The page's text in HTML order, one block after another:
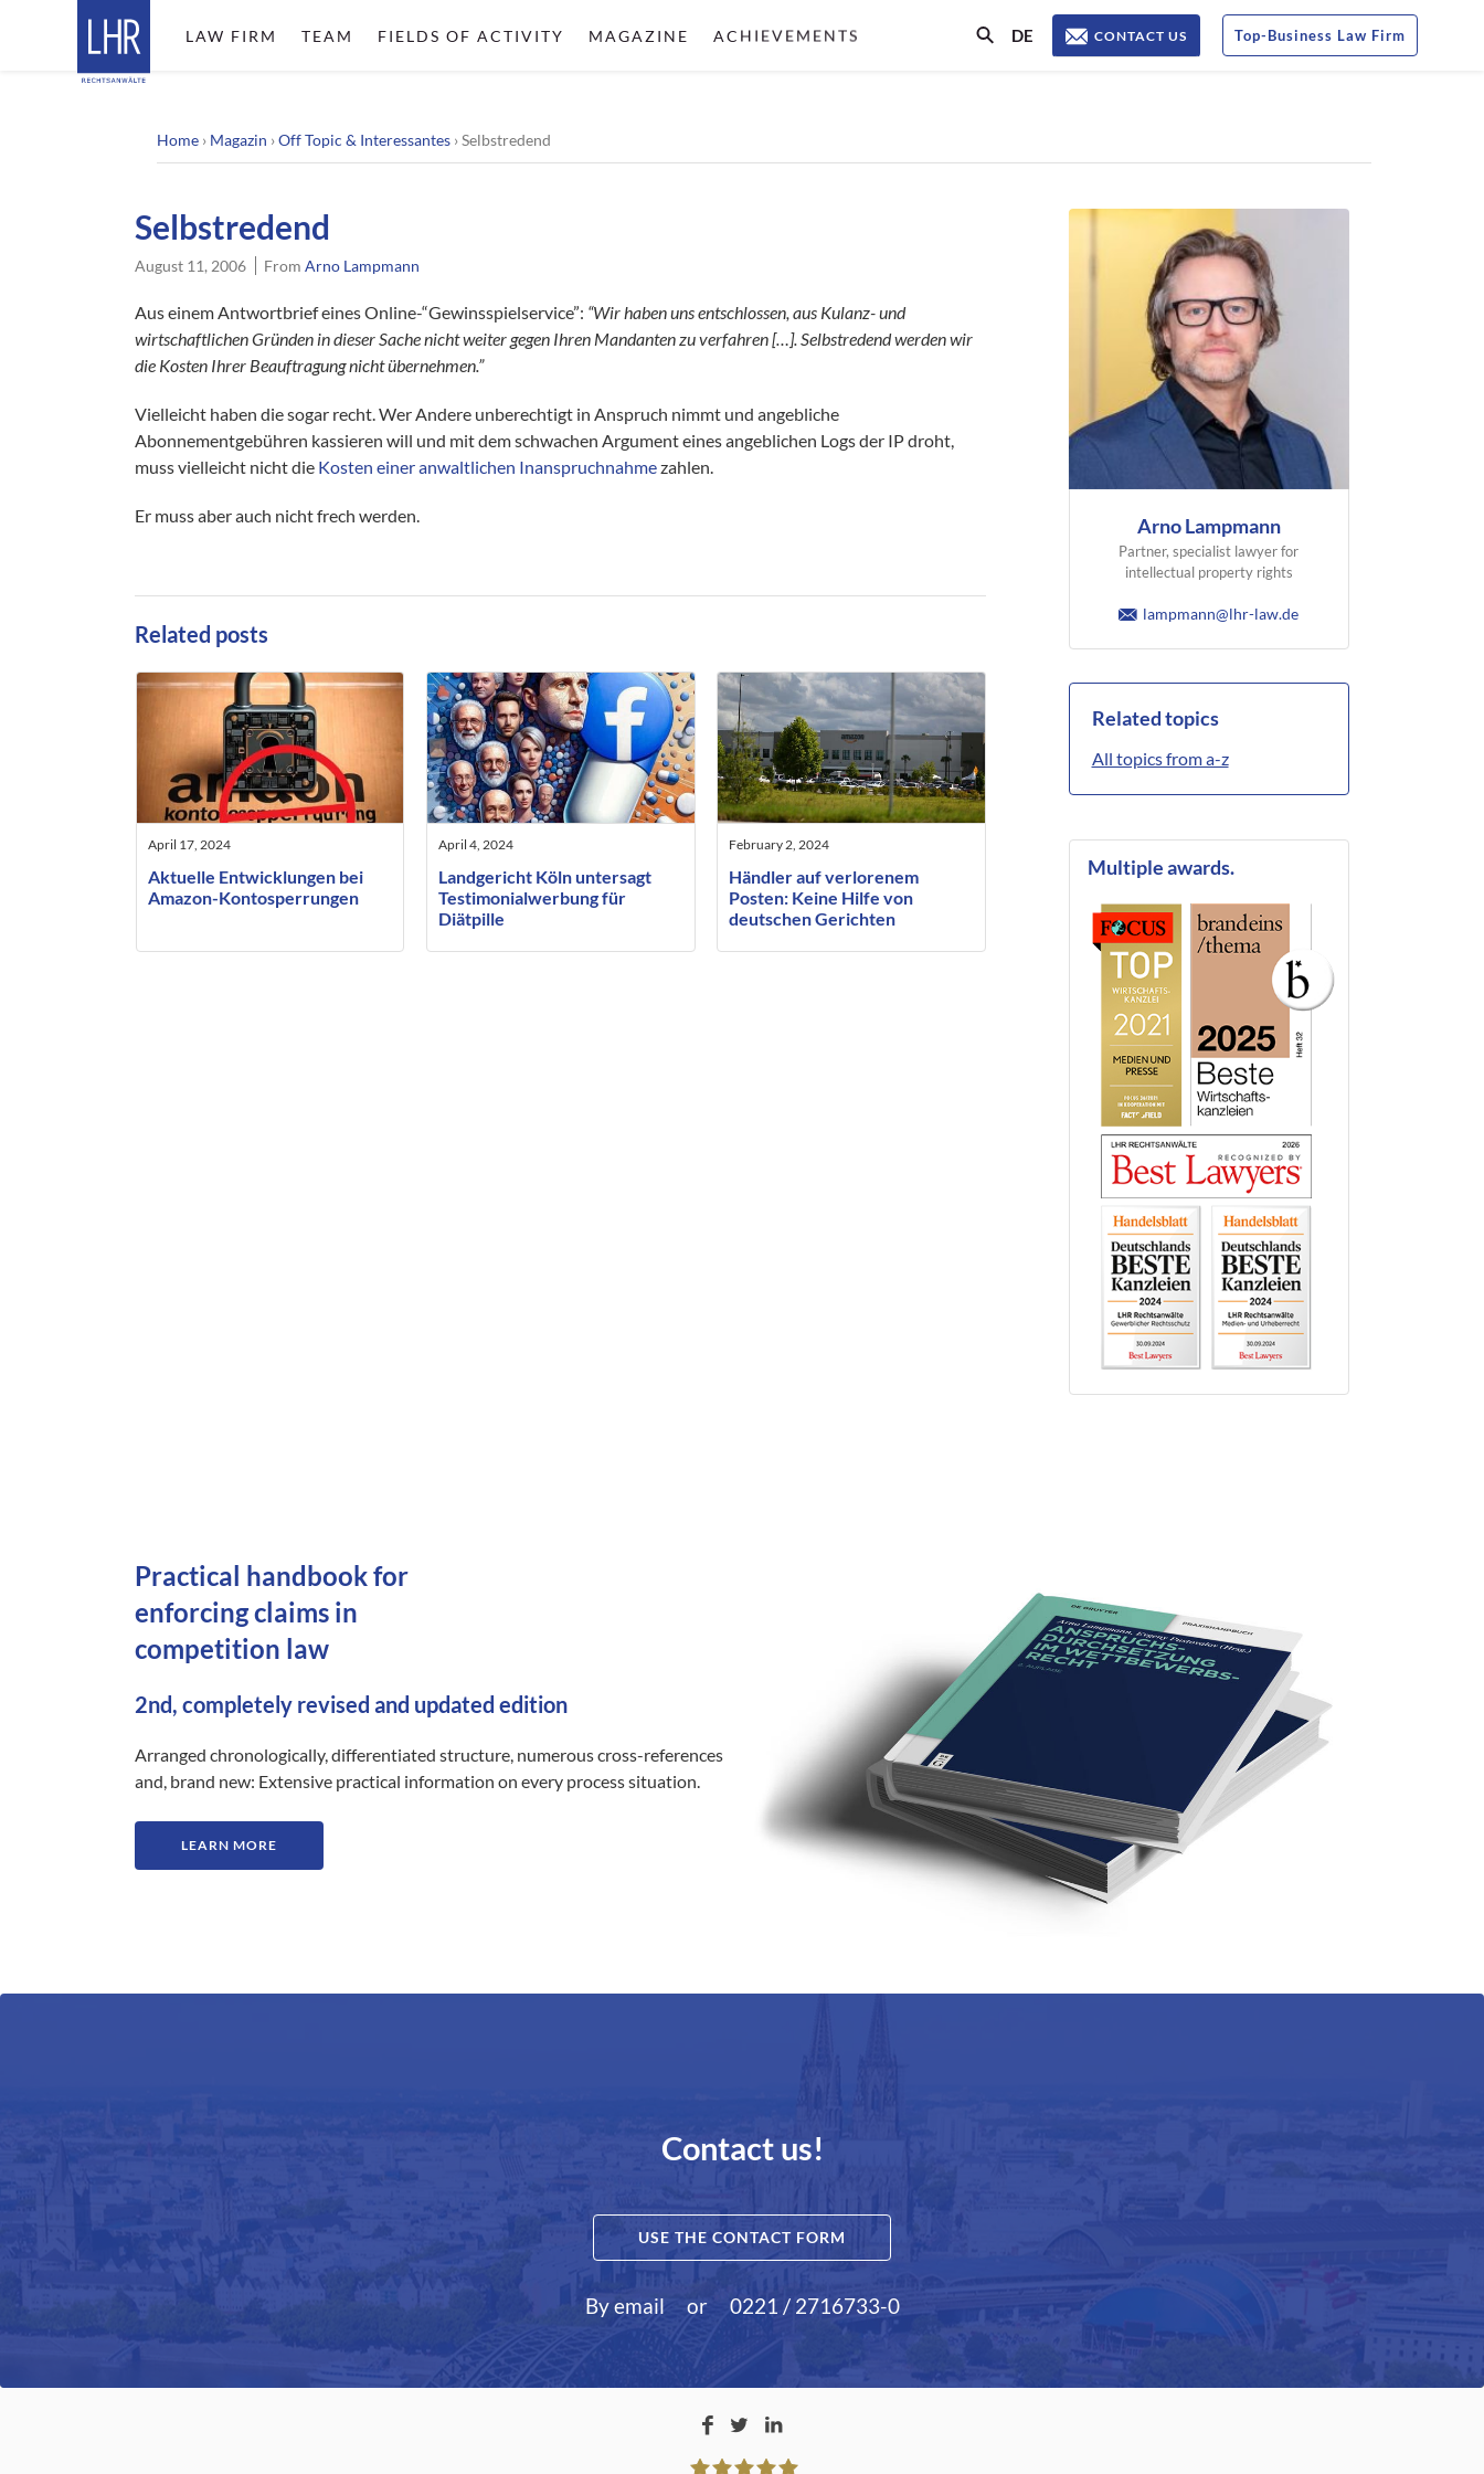
Top-Business Law Firm
CONTACT US
LAW FIRM TEAM FIELDS OF ACTIVITY MAGAZINE ACHIEVEMENTS DE
Home › Magazin ›Off Topic & Interessantes ›Selbstredend
Selbstredend
August 11, 2006 FromArno Lampmann
Aus einem Antwortbrief eines Online-“Gewinsspielservice”: “Wir haben uns entschlossen, aus Kulanz- und
wirtschaftlichen Gründen in dieser Sache nicht weiter gegen Ihren Mandanten zu verfahren […]. Selbstredend werden wir
die Kosten Ihrer Beauftragung nicht übernehmen.”
Vielleicht haben die sogar recht. Wer Andere unberechtigt in Anspruch nimmt und angebliche
Abonnementgebühren kassieren will und mit dem schwachen Argument eines angeblichen Logs der IP droht,
muss vielleicht nicht die Kosten einer anwaltlichen Inanspruchnahmezahlen.
Er muss aber auch nicht frech werden.
Related posts
April 17, 2024
Aktuelle Entwicklungen bei
Amazon-Kontosperrungen
April 4, 2024
Landgericht Köln untersagt
Testimonialwerbung für
Diätpille
February 2, 2024
Händler auf verlorenem
Posten: Keine Hilfe von
deutschen Gerichten
Arno Lampmann
Partner, specialist lawyer for
intellectual property rights
lampmann@lhr-law.de
Related topics
All topics from a-z
Multiple awards.
Practical handbook for
enforcing claims in
competition law
2nd, completely revised and updated edition
Arranged chronologically, differentiated structure, numerous cross-references
and, brand new: Extensive practical information on every process situation.
LEARN MORE
Contact us!
USE THE CONTACT FORM
By email or 0221 / 2716733-0